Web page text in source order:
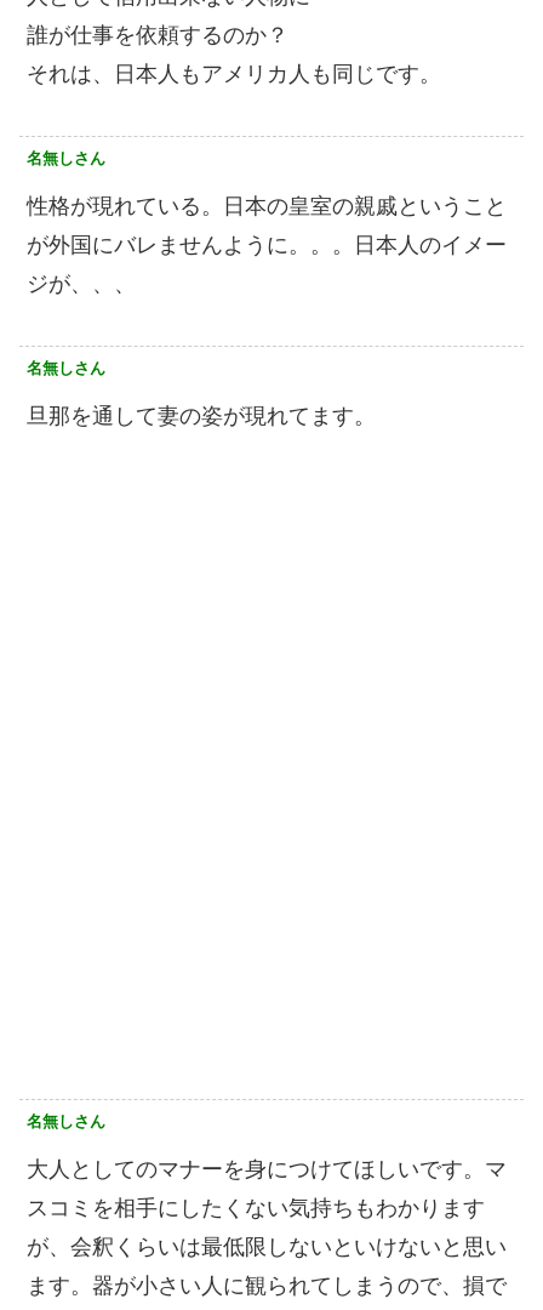
誰が仕事を依頼するのか？
それは、日本人もアメリカ人も同じです。
名無しさん
性格が現れている。日本の皇室の親戚ということ
が外国にバレませんように。。。日本人のイメー
ジが、、、
名無しさん
旦那を通して妻の姿が現れてます。
名無しさん
大人としてのマナーを身につけてほしいです。マ
スコミを相手にしたくない気持ちもわかります
が、会釈くらいは最低限しないといけないと思い
ます。器が小さい人に観られてしまうので、損で